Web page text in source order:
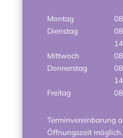
Montag
Dienstag
Mittwoch
Donnerstag
Freitag
Terminvereinbarung
Öffnungszeit möglich.